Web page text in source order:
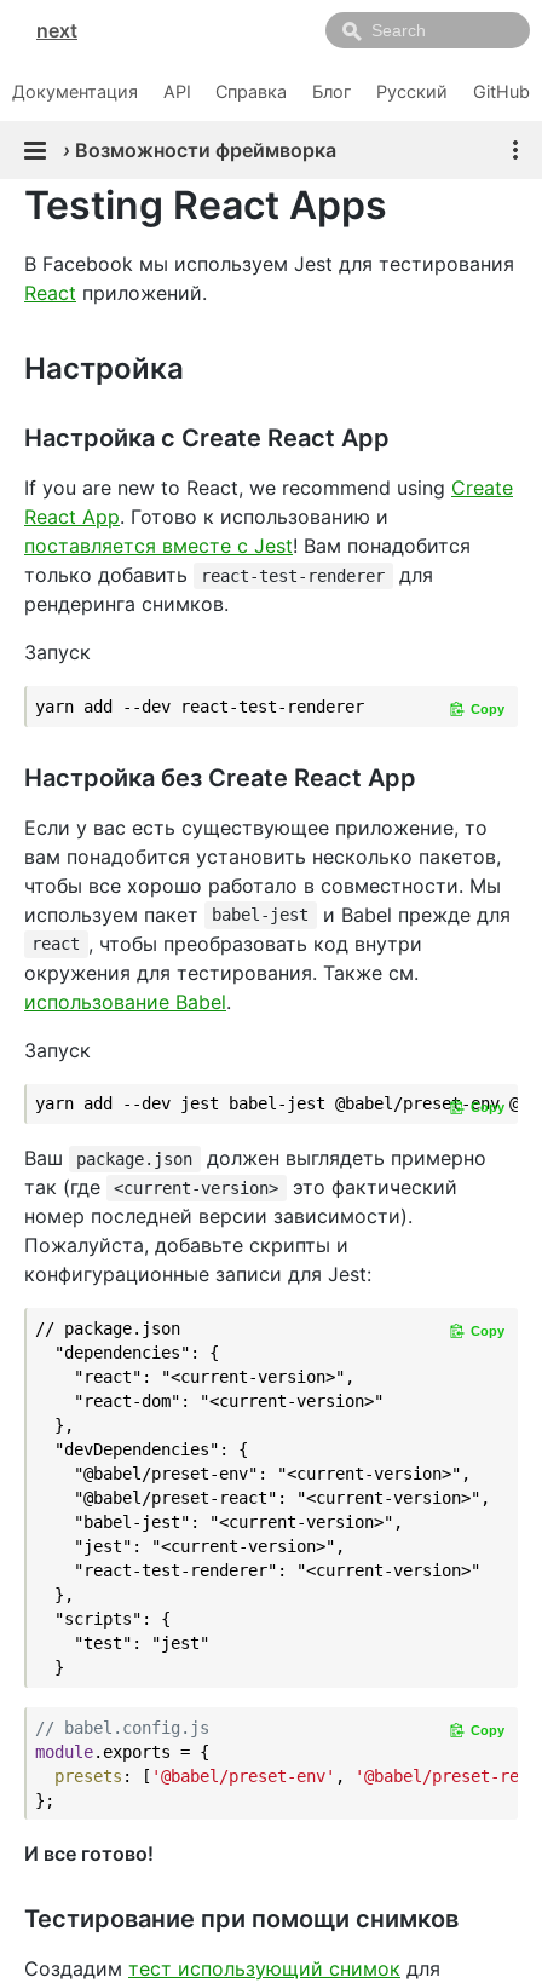
next
Документация API Справка Блог Русский GitHub
› Возможности фреймворка
Testing React Apps
В Facebook мы используем Jest для тестирования
React приложений.
Настройка
Настройка с Create React App
If you are new to React, we recommend using Create
React App. Готово к использованию и
поставляется вместе с Jest! Вам понадобится
только добавить
react-test-renderer
для
рендеринга снимков.
Запуск
yarn add --dev react-test-renderer Copy
Настройка без Create React App
Если у вас есть существующее приложение, то
вам понадобится установить несколько пакетов,
чтобы все хорошо работало в совместности. Мы
используем пакет
babel-jest и Babel прежде для
react , чтобы преобразовать код внутри
окружения для тестирования. Также см.
использование Babel.
Запуск
Copy
Ваш package.json
должен выглядеть примерно
так (где
<current-version>
это фактический
номер последней версии зависимости).
Пожалуйста, добавьте скрипты и
конфигурационные записи для Jest:
// package.json
  "dependencies": {
    "react": "<current-version>",
    "react-dom": "<current-version>"
  },
  "devDependencies": {
    "@babel/preset-env": "<current-version>",
    "@babel/preset-react": "<current-version>",
    "babel-jest": "<current-version>",
    "jest": "<current-version>",
    "react-test-renderer": "<current-version>"
  },
  "scripts": {
    "test": "jest"
Copy
// babel.config.js
module.exports = {
presets : [ '@babel/preset-env' ,
'@babel/preset-
Copy
И все готово!
Тестирование при помощи снимков
Создадим тест использующий снимок для